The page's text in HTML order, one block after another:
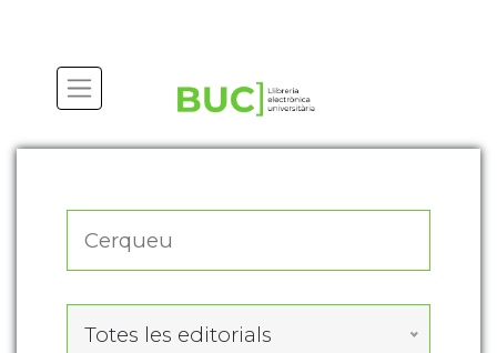
Totes les editorials